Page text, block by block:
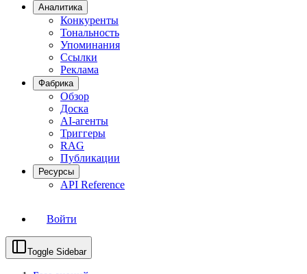
Аналитика
Конкуренты
Тональность
Упоминания
Ссылки
Реклама
Фабрика
Обзор
Доска
AI-агенты
Триггеры
RAG
Публикации
Ресурсы
API Reference
Войти
Toggle Sidebar